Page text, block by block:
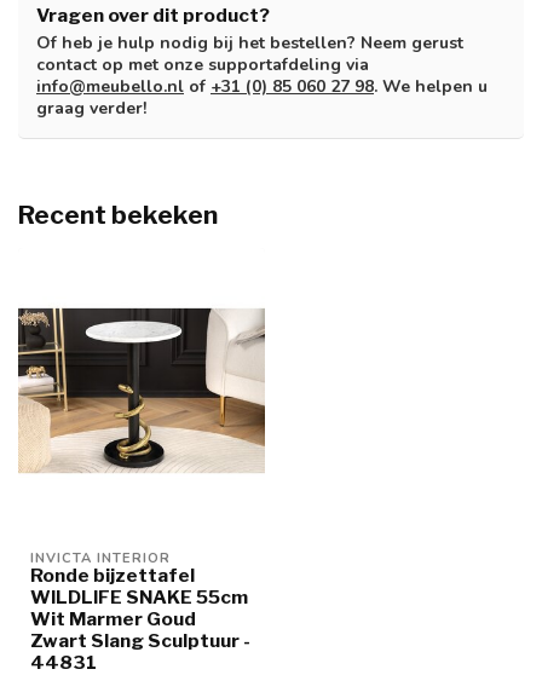
Vragen over dit product?
Of heb je hulp nodig bij het bestellen? Neem gerust
contact op met onze supportafdeling via
info@meubello.nl of +31 (0) 85 060 27 98. We helpen u
graag verder!
Recent bekeken
INVICTA INTERIOR
Ronde bijzettafel
WILDLIFE SNAKE 55cm
Wit Marmer Goud
Zwart Slang Sculptuur -
44831